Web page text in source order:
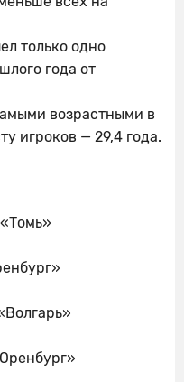
только одно
года от
возрастными в
игроков — 29,4 года.